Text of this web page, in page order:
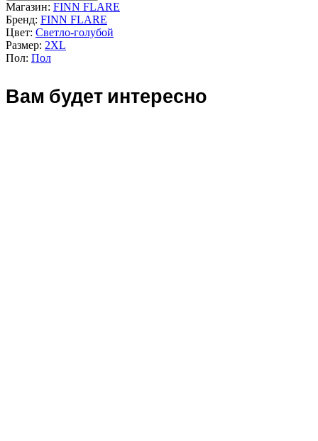
Магазин: FINN FLARE
Бренд: FINN FLARE
Цвет: Светло-голубой
Размер: 2XL
Пол: Пол
Вам будет интересно